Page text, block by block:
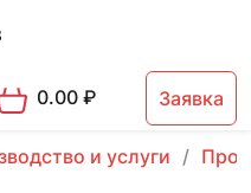
0.00₽ Заявка
и услуги